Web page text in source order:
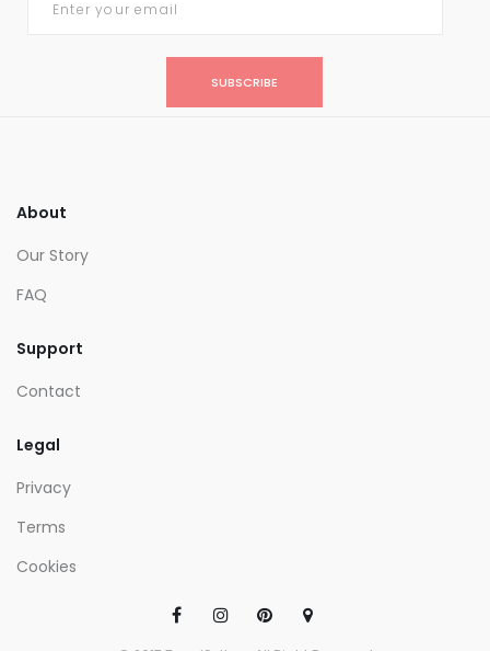
SUBSCRIBE
About
Our Story
FAQ
Support
Contact
Legal
Privacy
Terms
Cookies